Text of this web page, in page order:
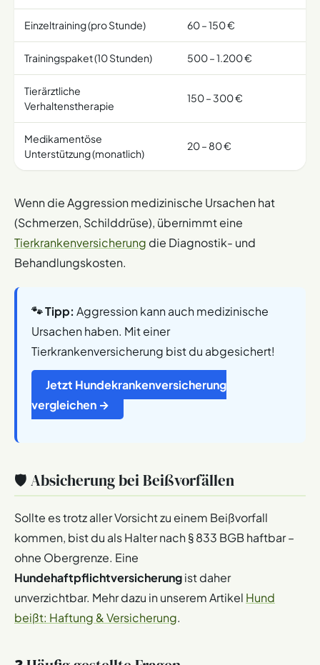
Einzeltraining (pro Stunde) 60 – 150 €
Trainingspaket (10 Stunden) 500 – 1.200 €
Tierärztliche
Verhaltenstherapie
150 – 300 €
Medikamentöse
Unterstützung (monatlich)
20 – 80 €
Wenn die Aggression medizinische Ursachen hat
(Schmerzen, Schilddrüse), übernimmt eine
Tierkrankenversicherung die Diagnostik- und
Behandlungskosten.
🐾 Tipp: Aggression kann auch medizinische
Ursachen haben. Mit einer
Tierkrankenversicherung bist du abgesichert!
Jetzt Hundekrankenversicherung
vergleichen →
🛡️ Absicherung bei Beißvorfällen
Sollte es trotz aller Vorsicht zu einem Beißvorfall
kommen, bist du als Halter nach § 833 BGB haftbar –
ohne Obergrenze. Eine
Hundehaftpflichtversicherungist daher
unverzichtbar. Mehr dazu in unserem Artikel Hund
beißt: Haftung & Versicherung.